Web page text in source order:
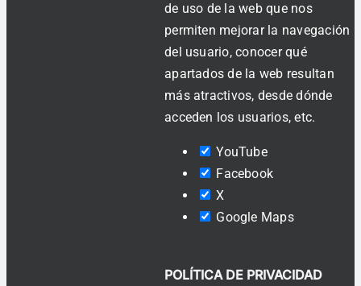
de uso de la web que nos
permiten mejorar la navegación
del usuario, conocer qué
apartados de la web resultan
más atractivos, desde dónde
acceden los usuarios, etc.
YouTube
Facebook
X
Google Maps
POLÍTICA DE PRIVACIDAD